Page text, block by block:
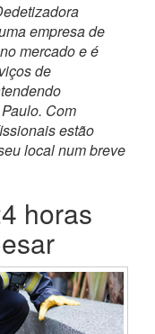
empresa de
mercado e é
de
Com
estão
local num breve
horas